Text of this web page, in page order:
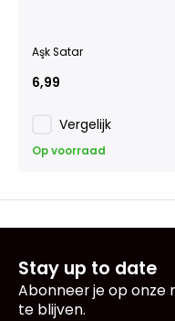
Aşk Satar
6,99
Vergelijk
Op voorraad
Stay up to date
Abonneer je op onze
te blijven.